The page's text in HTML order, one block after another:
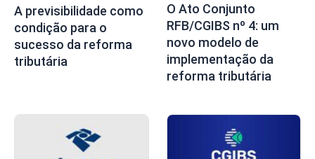
A previsibilidade como
condição para o
sucesso da reforma
tributária
O Ato Conjunto
RFB/CGIBS nº 4: um
novo modelo de
implementação da
reforma tributária